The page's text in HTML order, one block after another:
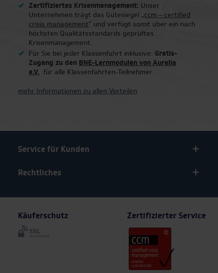
Zertifiziertes Krisenmanagement: Unser
Unternehmen trägt das Gütesiegel „ccm – certified
crisis management“ und verfügt somit über ein nach
höchsten Qualitätsstandards geprüftes
Krisenmanagement.
Für Sie bei jeder Klassenfahrt inklusive: Gratis-
Zugang zu den BNE-Lernmodulen von Aurelia
e.V.
für alle Klassenfahrten-Teilnehmer
mehr Informationen zu allen Vorteilen
Service für Kunden
Rechtliches
Käuferschutz Zertifizierter Service